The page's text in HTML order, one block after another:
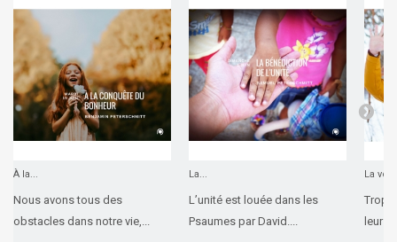
À la...
Nous avons tous des
obstacles dans notre vie,...
La...
L’unité est louée dans les
Psaumes par David....
La
Trop
leur